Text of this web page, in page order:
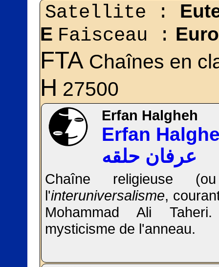
Satellite :
E Faisceau :
FTA Chaînes en
H 27500
Erfan Halgheh
Erfan
عرفان حلقه
Chaîne religieuse
l'interuniversalisme,
Mohammad Ali
mysticisme de l'anneau.